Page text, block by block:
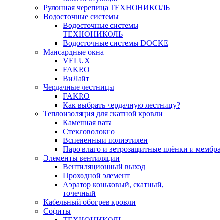
Рулонная черепица ТЕХНОНИКОЛЬ
Водосточные системы
Водосточные системы
ТЕХНОНИКОЛЬ
Водосточные системы DOCKE
Мансардные окна
VELUX
FAKRO
ВиЛайт
Чердачные лестницы
FAKRO
Как выбрать чердачную лестницу?
Теплоизоляция для скатной кровли
Каменная вата
Стекловолокно
Вспененный полиэтилен
Паро влаго и ветрозащитные плёнки и
Элементы вентиляции
Вентиляционный выход
Проходной элемент
Аэратор коньковый, скатный,
точечный
Кабельный обогрев кровли
Софиты